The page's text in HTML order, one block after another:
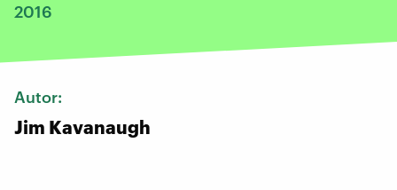
2016
Autor:
Jim Kavanaugh